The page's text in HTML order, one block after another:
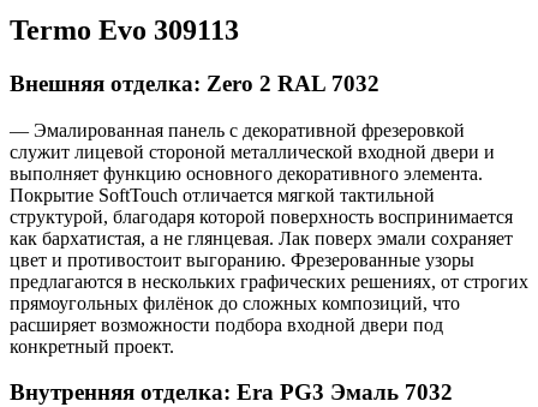
Termo Evo 309113
Внешняя отделка: Zero 2 RAL 7032
— Эмалированная панель с декоративной фрезеровкой
служит лицевой стороной металлической входной двери и
выполняет функцию основного декоративного элемента.
Покрытие SoftTouch отличается мягкой тактильной
структурой, благодаря которой поверхность воспринимается
как бархатистая, а не глянцевая. Лак поверх эмали сохраняет
цвет и противостоит выгоранию. Фрезерованные узоры
предлагаются в нескольких графических решениях, от строгих
прямоугольных филёнок до сложных композиций, что
расширяет возможности подбора входной двери под
конкретный проект.
Внутренняя отделка: Era PG3 Эмаль 7032